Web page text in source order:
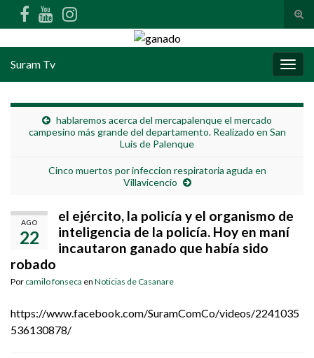
Suram Tv
hablaremos acerca del mercapalenque el mercado
campesino más grande del departamento. Realizado en San
Luis de Palenque
Cinco muertos por infeccion respiratoria aguda en
Villavicencio
AGO
22
el ejército, la policía y el organismo de
inteligencia de la policía. Hoy en maní
incautaron ganado que había sido
robado
Por camilo fonseca en Noticias de Casanare
https://www.facebook.com/SuramComCo/videos/2241035
536130878/